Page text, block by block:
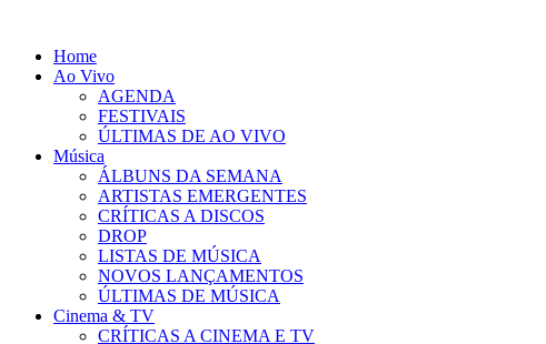
conteúdo
Home
Ao Vivo
AGENDA
FESTIVAIS
ÚLTIMAS DE AO VIVO
Música
ÁLBUNS DA SEMANA
ARTISTAS EMERGENTES
CRÍTICAS A DISCOS
DROP
LISTAS DE MÚSICA
NOVOS LANÇAMENTOS
ÚLTIMAS DE MÚSICA
Cinema & TV
CRÍTICAS A CINEMA E TV